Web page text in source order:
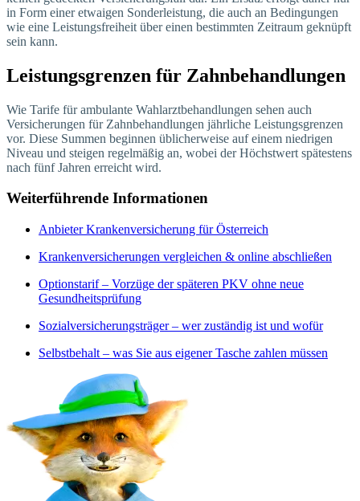
in Form einer etwaigen Sonderleistung, die auch an Bedingungen
wie eine Leistungsfreiheit über einen bestimmten Zeitraum geknüpft
sein kann.
Leistungsgrenzen für Zahnbehandlungen
Wie Tarife für ambulante Wahlarztbehandlungen sehen auch
Versicherungen für Zahnbehandlungen jährliche Leistungsgrenzen
vor. Diese Summen beginnen üblicherweise auf einem niedrigen
Niveau und steigen regelmäßig an, wobei der Höchstwert spätestens
nach fünf Jahren erreicht wird.
Weiterführende Informationen
Anbieter Krankenversicherung für Österreich
Krankenversicherungen vergleichen & online abschließen
Optionstarif – Vorzüge der späteren PKV ohne neue
Gesundheitsprüfung
Sozialversicherungsträger – wer zuständig ist und wofür
Selbstbehalt – was Sie aus eigener Tasche zahlen müssen